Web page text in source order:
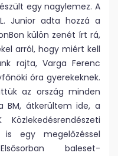
egy nagylemez. A
Junior adta hozzá a
külön zenét írt rá,
arról, hogy miért kell
rajta, Varga Ferenc
óra gyerekeknek.
az ország minden
BM, átkerültem ide, a
egy megelőzéssel
baleset-